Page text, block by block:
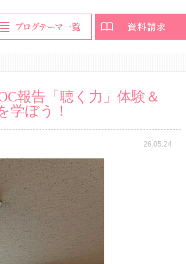
報告「聴く力」体験＆
学ぼう！
26.05.24